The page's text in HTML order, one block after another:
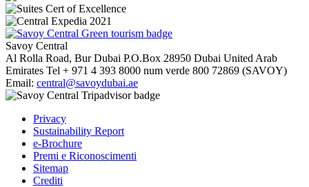
Savoy Central
Al Rolla Road, Bur Dubai P.O.Box 28950 Dubai United Arab
Emirates Tel + 971 4 393 8000 num verde 800 72869 (SAVOY)
Email: central@savoydubai.ae
Privacy
Sustainability Report
e-Brochure
Premi e Riconoscimenti
Sitemap
Crediti